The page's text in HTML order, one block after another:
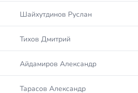
Шайхутдинов Руслан
Тихов Дмитрий
Айдамиров Александр
Тарасов Александр